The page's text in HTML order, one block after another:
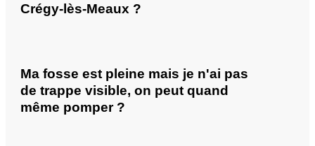
Crégy-lès-Meaux ?
Ma fosse est pleine mais je n'ai pas
de trappe visible, on peut quand
même pomper ?